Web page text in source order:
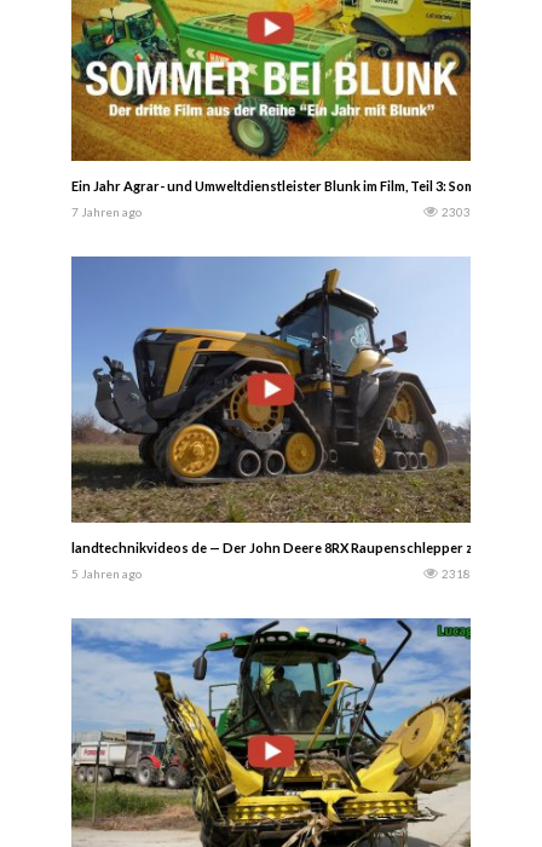
Ein Jahr Agrar- und Umweltdienstleister Blunk im Film, Teil 3: Sommer bei
7 Jahren ago 2303
landtechnikvideos de — Der John Deere 8RX Raupenschlepper
5 Jahren ago 2318